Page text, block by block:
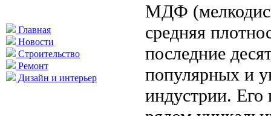
Главная
Новости
Строительство
Ремонт
Дизайн и интерьер
МДФ
средняя
последние
популярных и
индустрии. Его